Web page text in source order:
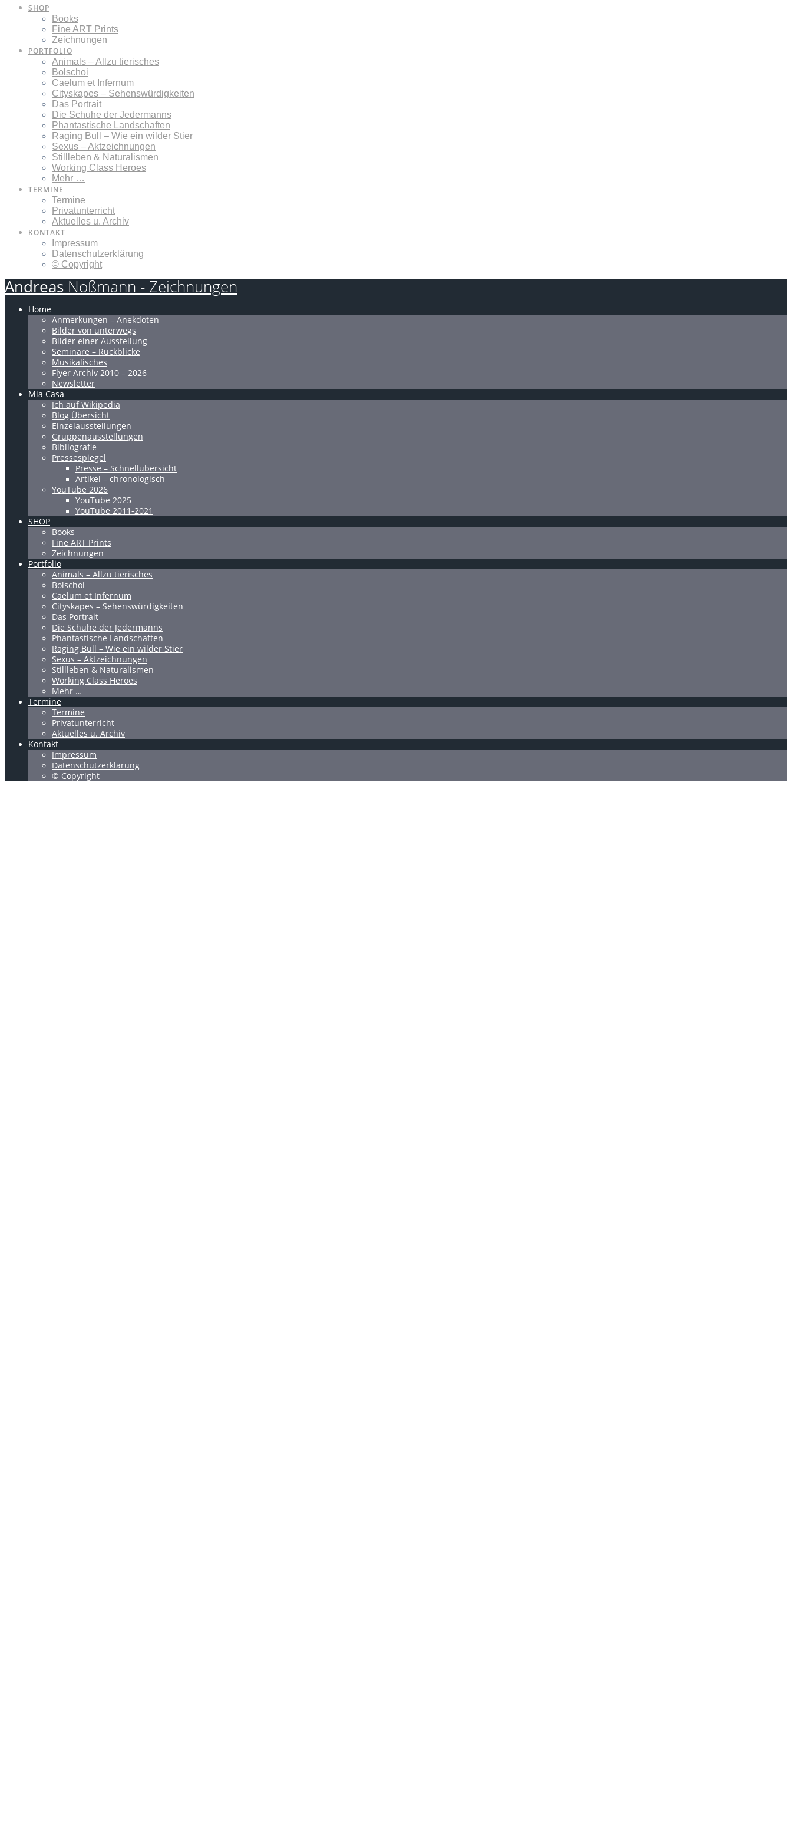
SHOP
Books
Fine ART Prints
Zeichnungen
PORTFOLIO
Animals – Allzu tierisches
Bolschoi
Caelum et Infernum
Cityskapes – Sehenswürdigkeiten
Das Portrait
Die Schuhe der Jedermanns
Phantastische Landschaften
Raging Bull – Wie ein wilder Stier
Sexus – Aktzeichnungen
Stillleben & Naturalismen
Working Class Heroes
Mehr …
TERMINE
Termine
Privatunterricht
Aktuelles u. Archiv
KONTAKT
Impressum
Datenschutzerklärung
© Copyright
Andreas Noßmann - Zeichnungen
Home
Anmerkungen – Anekdoten
Bilder von unterwegs
Bilder einer Ausstellung
Seminare – Rückblicke
Musikalisches
Flyer Archiv 2010 – 2026
Newsletter
Mia Casa
Ich auf Wikipedia
Blog Übersicht
Einzelausstellungen
Gruppenausstellungen
Bibliografie
Pressespiegel
Presse – Schnellübersicht
Artikel – chronologisch
YouTube 2026
YouTube 2025
YouTube 2011-2021
SHOP
Books
Fine ART Prints
Zeichnungen
Portfolio
Animals – Allzu tierisches
Bolschoi
Caelum et Infernum
Cityskapes – Sehenswürdigkeiten
Das Portrait
Die Schuhe der Jedermanns
Phantastische Landschaften
Raging Bull – Wie ein wilder Stier
Sexus – Aktzeichnungen
Stillleben & Naturalismen
Working Class Heroes
Mehr …
Termine
Termine
Privatunterricht
Aktuelles u. Archiv
Kontakt
Impressum
Datenschutzerklärung
© Copyright